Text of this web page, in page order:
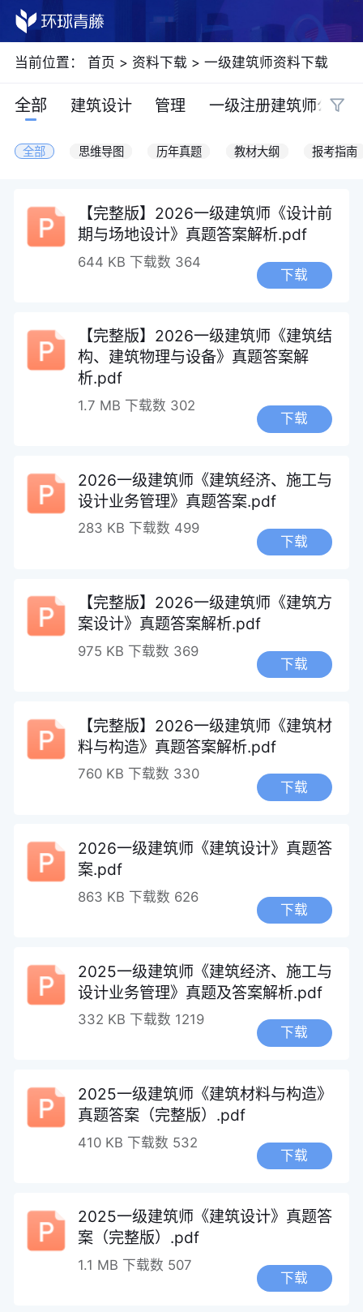
当前位置： 首页 > 资料下载 > 一级建筑师资料下载
全部 建筑设计 管理 一级注册建筑师公共课
全部 思维导图 历年真题 教材大纲 报考指南
【完整版】2026一级建筑师《设计前
期与场地设计》真题答案解析.pdf
644 KB 下载数 364
下载
【完整版】2026一级建筑师《建筑结
构、建筑物理与设备》真题答案解
析.pdf
1.7 MB 下载数 302
下载
2026一级建筑师《建筑经济、施工与
设计业务管理》真题答案.pdf
283 KB 下载数 499
下载
【完整版】2026一级建筑师《建筑方
案设计》真题答案解析.pdf
975 KB 下载数 369
下载
【完整版】2026一级建筑师《建筑材
料与构造》真题答案解析.pdf
760 KB 下载数 330
下载
2026一级建筑师《建筑设计》真题答
案.pdf
863 KB 下载数 626
下载
2025一级建筑师《建筑经济、施工与
设计业务管理》真题及答案解析.pdf
332 KB 下载数 1219
下载
2025一级建筑师《建筑材料与构造》
真题答案（完整版）.pdf
410 KB 下载数 532
下载
2025一级建筑师《建筑设计》真题答
案（完整版）.pdf
1.1 MB 下载数 507
下载